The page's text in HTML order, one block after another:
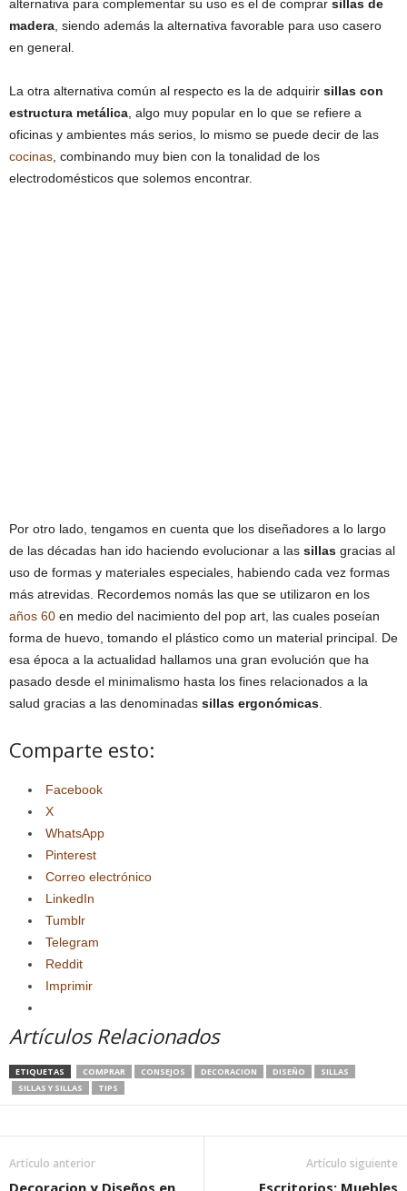
alternativa para complementar su uso es el de comprar sillas de
madera , siendo además la alternativa favorable para uso casero
en general.
La otra alternativa común al respecto es la de adquirir sillas con
estructura metálica , algo muy popular en lo que se refiere a
oficinas y ambientes más serios, lo mismo se puede decir de las
cocinas , combinando muy bien con la tonalidad de los
electrodomésticos que solemos encontrar.
Por otro lado, tengamos en cuenta que los diseñadores a lo largo
de las décadas han ido haciendo evolucionar a las sillas gracias al
uso de formas y materiales especiales, habiendo cada vez formas
más atrevidas. Recordemos nomás las que se utilizaron en los
años 60 en medio del nacimiento del pop art, las cuales poseían
forma de huevo, tomando el plástico como un material principal. De
esa época a la actualidad hallamos una gran evolución que ha
pasado desde el minimalismo hasta los fines relacionados a la
salud gracias a las denominadas sillas ergonómicas
Comparte esto:
Facebook
X
WhatsApp
Pinterest
Correo electrónico
LinkedIn
Tumblr
Telegram
Reddit
Imprimir
Artículos Relacionados
ETIQUETAS COMPRAR CONSEJOS DECORACION DISEÑO
SILLAS
SILLAS Y SILLAS
TIPS
Artículo anterior Artículo siguiente